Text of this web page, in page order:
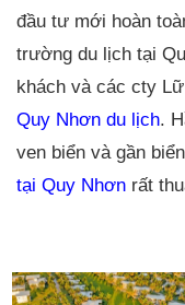
đầu tư mới hoàn
trường du lịch tại
khách và các cty
Quy Nhơn du lịch.
ven biển và gần
tại Quy Nhơn rất